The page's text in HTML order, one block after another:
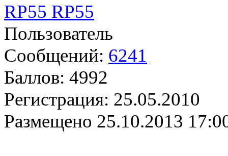
RP55 RP55
Пользователь
Сообщений: 6241
Баллов: 4992
Регистрация: 25.05.2010
Размещено 25.10.2013